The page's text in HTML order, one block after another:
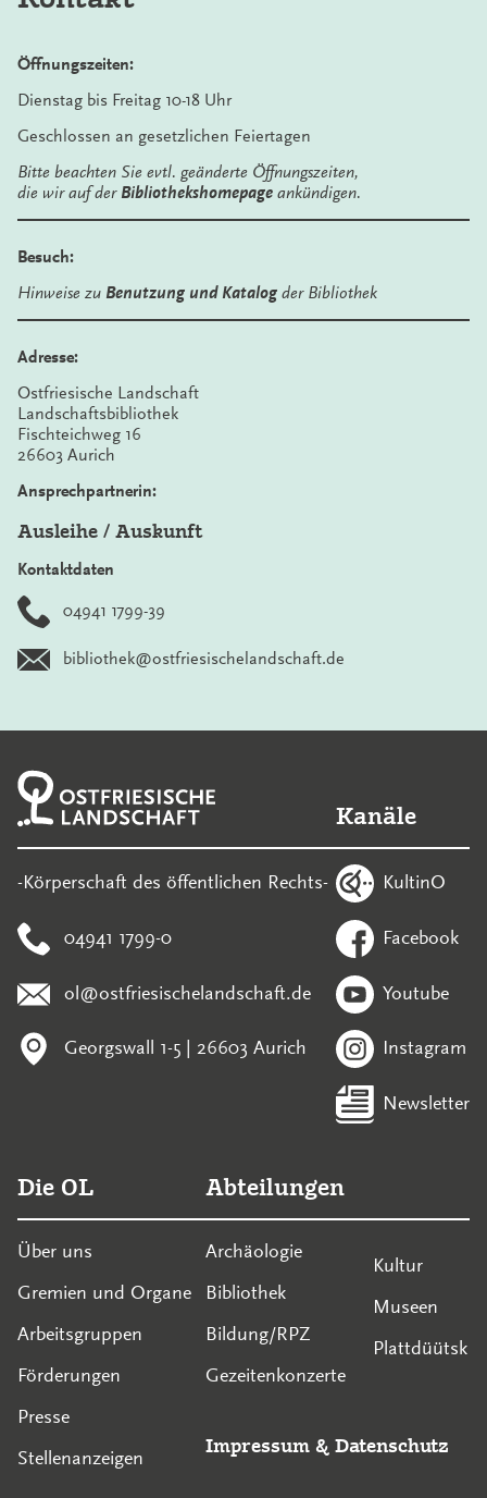
Öffnungszeiten:
Dienstag bis Freitag 10-18 Uhr
Geschlossen an gesetzlichen Feiertagen
Bitte beachten Sie evtl. geänderte Öffnungszeiten,
die wir auf der Bibliothekshomepage ankündigen.
Besuch:
Hinweise zu Benutzung und Katalog der Bibliothek
Adresse:
Ostfriesische Landschaft
Landschaftsbibliothek
Fischteichweg 16
26603 Aurich
Ansprechpartnerin:
Ausleihe / Auskunft
Kontaktdaten
04941 1799-39
bibliothek@ostfriesischelandschaft.de
-Körperschaft des öffentlichen Rechts-
04941 1799-0
ol@ostfriesischelandschaft.de
Georgswall 1-5 | 26603 Aurich
Kanäle
KultinO
Facebook
Youtube
Instagram
Newsletter
Die OL
Über uns
Gremien und Organe
Arbeitsgruppen
Förderungen
Presse
Stellenanzeigen
Abteilungen
Archäologie
Bibliothek
Bildung/RPZ
Gezeitenkonzerte
Kultur
Museen
Plattdüütsk
Impressum & Datenschutz